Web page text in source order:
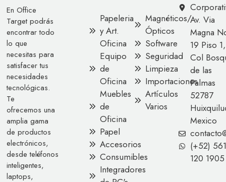
En Office
Target podrás
encontrar todo
lo que
necesitas para
satisfacer tus
necesidades
tecnológicas.
Te
ofrecemos una
amplia gama
de productos
electrónicos,
desde teléfonos
inteligentes,
laptops,
Papeleria
y Art.
Oficina
Equipo
de
Oficina
Muebles
de
Oficina
Papel
Accesorios
Consumibles
Integradores
Magnéticos/
Ópticos
Software
Seguridad
Limpieza
Importaciones
Artículos
Varios
Av. Via
Magna
19 Piso 1,
Col
de las
Palmas
52787
Mexico
(+52) 561
120 1905